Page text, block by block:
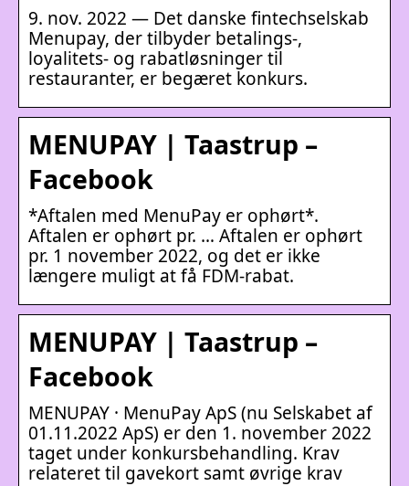
9. nov. 2022 — Det danske fintechselskab
Menupay, der tilbyder betalings-,
loyalitets- og rabatløsninger til
restauranter, er begæret konkurs.
MENUPAY | Taastrup –
Facebook
*Aftalen med MenuPay er ophørt*.
Aftalen er ophørt pr. … Aftalen er ophørt
pr. 1 november 2022, og det er ikke
længere muligt at få FDM-rabat.
MENUPAY | Taastrup –
Facebook
MENUPAY · MenuPay ApS (nu Selskabet af
01.11.2022 ApS) er den 1. november 2022
taget under konkursbehandling. Krav
relateret til gavekort samt øvrige krav